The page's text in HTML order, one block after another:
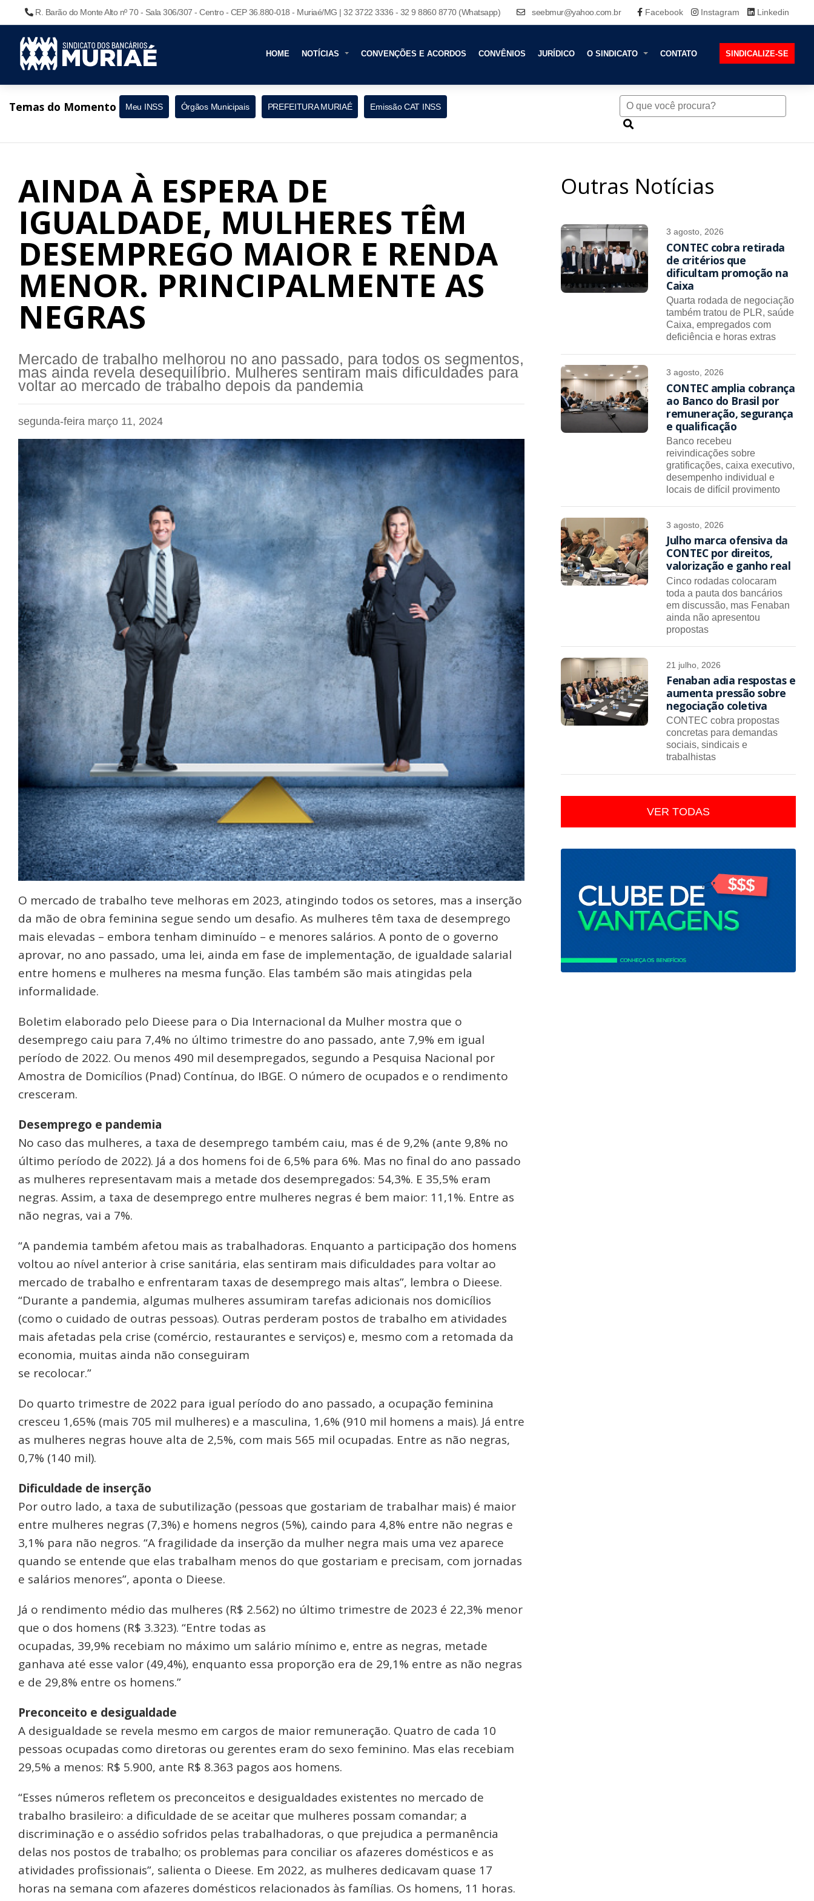
R. Barão do Monte Alto nº 70 - Sala 306/307 - Centro - CEP 36.880-018 - Muriaé/MG | 32 3722 3336 - 32 9 8860 8770 (Whatsapp) seebmur@yahoo.com.br Facebook Instagram Linkedin
HOME NOTÍCIAS CONVENÇÕES E ACORDOS CONVÊNIOS JURÍDICO O SINDICATO CONTATO SINDICALIZE-SE
Temas do Momento Meu INSS Órgãos Municipais PREFEITURA MURIAÉ Emissão CAT INSS
AINDA À ESPERA DE
IGUALDADE, MULHERES TÊM
DESEMPREGO MAIOR E RENDA
MENOR. PRINCIPALMENTE AS
NEGRAS
Mercado de trabalho melhorou no ano passado, para todos os segmentos,
mas ainda revela desequilíbrio. Mulheres sentiram mais dificuldades para
voltar ao mercado de trabalho depois da pandemia
segunda-feira março 11, 2024
O mercado de trabalho teve melhoras em 2023, atingindo todos os setores, mas a inserção
da mão de obra feminina segue sendo um desafio. As mulheres têm taxa de desemprego
mais elevadas – embora tenham diminuído – e menores salários. A ponto de o governo
aprovar, no ano passado, uma lei, ainda em fase de implementação, de igualdade salarial
entre homens e mulheres na mesma função. Elas também são mais atingidas pela
informalidade.
Boletim elaborado pelo Dieese para o Dia Internacional da Mulher mostra que o
desemprego caiu para 7,4% no último trimestre do ano passado, ante 7,9% em igual
período de 2022. Ou menos 490 mil desempregados, segundo a Pesquisa Nacional por
Amostra de Domicílios (Pnad) Contínua, do IBGE. O número de ocupados e o rendimento
cresceram.
Desemprego e pandemia
No caso das mulheres, a taxa de desemprego também caiu, mas é de 9,2% (ante 9,8% no
último período de 2022). Já a dos homens foi de 6,5% para 6%. Mas no final do ano passado
as mulheres representavam mais a metade dos desempregados: 54,3%. E 35,5% eram
negras. Assim, a taxa de desemprego entre mulheres negras é bem maior: 11,1%. Entre as
não negras, vai a 7%.
“A pandemia também afetou mais as trabalhadoras. Enquanto a participação dos homens
voltou ao nível anterior à crise sanitária, elas sentiram mais dificuldades para voltar ao
mercado de trabalho e enfrentaram taxas de desemprego mais altas”, lembra o Dieese.
“Durante a pandemia, algumas mulheres assumiram tarefas adicionais nos domicílios
(como o cuidado de outras pessoas). Outras perderam postos de trabalho em atividades
mais afetadas pela crise (comércio, restaurantes e serviços) e, mesmo com a retomada da
economia, muitas ainda não conseguiram
se recolocar.”
Do quarto trimestre de 2022 para igual período do ano passado, a ocupação feminina
cresceu 1,65% (mais 705 mil mulheres) e a masculina, 1,6% (910 mil homens a mais). Já entre
as mulheres negras houve alta de 2,5%, com mais 565 mil ocupadas. Entre as não negras,
0,7% (140 mil).
Dificuldade de inserção
Por outro lado, a taxa de subutilização (pessoas que gostariam de trabalhar mais) é maior
entre mulheres negras (7,3%) e homens negros (5%), caindo para 4,8% entre não negras e
3,1% para não negros. “A fragilidade da inserção da mulher negra mais uma vez aparece
quando se entende que elas trabalham menos do que gostariam e precisam, com jornadas
e salários menores”, aponta o Dieese.
Já o rendimento médio das mulheres (R$ 2.562) no último trimestre de 2023 é 22,3% menor
que o dos homens (R$ 3.323). “Entre todas as
ocupadas, 39,9% recebiam no máximo um salário mínimo e, entre as negras, metade
ganhava até esse valor (49,4%), enquanto essa proporção era de 29,1% entre as não negras
e de 29,8% entre os homens.”
Preconceito e desigualdade
A desigualdade se revela mesmo em cargos de maior remuneração. Quatro de cada 10
pessoas ocupadas como diretoras ou gerentes eram do sexo feminino. Mas elas recebiam
29,5% a menos: R$ 5.900, ante R$ 8.363 pagos aos homens.
“Esses números refletem os preconceitos e desigualdades existentes no mercado de
trabalho brasileiro: a dificuldade de se aceitar que mulheres possam comandar; a
discriminação e o assédio sofridos pelas trabalhadoras, o que prejudica a permanência
delas nos postos de trabalho; os problemas para conciliar os afazeres domésticos e as
atividades profissionais”, salienta o Dieese. Em 2022, as mulheres dedicavam quase 17
horas na semana com afazeres domésticos relacionados às famílias. Os homens, 11 horas.
Outras Notícias
3 agosto, 2026
CONTEC cobra retirada
de critérios que
dificultam promoção na
Caixa
Quarta rodada de negociação
também tratou de PLR, saúde
Caixa, empregados com
deficiência e horas extras
3 agosto, 2026
CONTEC amplia cobrança
ao Banco do Brasil por
remuneração, segurança
e qualificação
Banco recebeu
reivindicações sobre
gratificações, caixa executivo,
desempenho individual e
locais de difícil provimento
3 agosto, 2026
Julho marca ofensiva da
CONTEC por direitos,
valorização e ganho real
Cinco rodadas colocaram
toda a pauta dos bancários
em discussão, mas Fenaban
ainda não apresentou
propostas
21 julho, 2026
Fenaban adia respostas e
aumenta pressão sobre
negociação coletiva
CONTEC cobra propostas
concretas para demandas
sociais, sindicais e
trabalhistas
VER TODAS